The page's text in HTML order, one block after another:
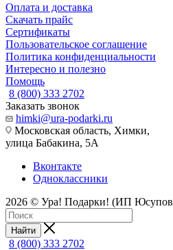
Оплата и доставка
Скачать прайс
Сертификаты
Пользовательское соглашение
Политика конфиденциальности
Интересно и полезно
Помощь
8 (800) 333 2702
Заказать звонок
himki@ura-podarki.ru
Московская область, Химки,
улица Бабакина, 5А
Вконтакте
Одноклассники
2026 © Ура! Подарки! (ИП Юсупов
Найти
8 (800) 333 2702